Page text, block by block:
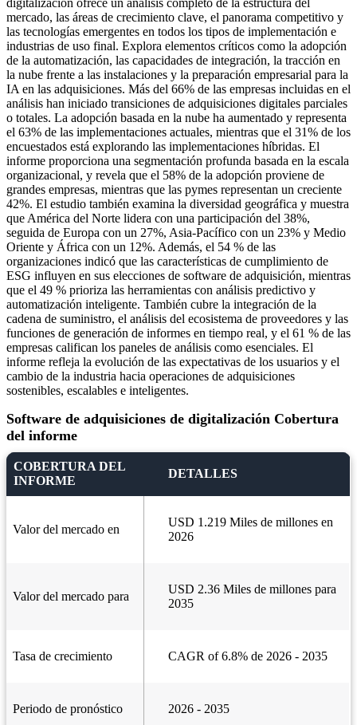
digitalización ofrece un análisis completo de la estructura del
mercado, las áreas de crecimiento clave, el panorama competitivo y
las tecnologías emergentes en todos los tipos de implementación e
industrias de uso final. Explora elementos críticos como la adopción
de la automatización, las capacidades de integración, la tracción en
la nube frente a las instalaciones y la preparación empresarial para la
IA en las adquisiciones. Más del 66% de las empresas incluidas en el
análisis han iniciado transiciones de adquisiciones digitales parciales
o totales. La adopción basada en la nube ha aumentado y representa
el 63% de las implementaciones actuales, mientras que el 31% de los
encuestados está explorando las implementaciones híbridas. El
informe proporciona una segmentación profunda basada en la escala
organizacional, y revela que el 58% de la adopción proviene de
grandes empresas, mientras que las pymes representan un creciente
42%. El estudio también examina la diversidad geográfica y muestra
que América del Norte lidera con una participación del 38%,
seguida de Europa con un 27%, Asia-Pacífico con un 23% y Medio
Oriente y África con un 12%. Además, el 54 % de las
organizaciones indicó que las características de cumplimiento de
ESG influyen en sus elecciones de software de adquisición, mientras
que el 49 % prioriza las herramientas con análisis predictivo y
automatización inteligente. También cubre la integración de la
cadena de suministro, el análisis del ecosistema de proveedores y las
funciones de generación de informes en tiempo real, y el 61 % de las
empresas califican los paneles de análisis como esenciales. El
informe refleja la evolución de las expectativas de los usuarios y el
cambio de la industria hacia operaciones de adquisiciones
sostenibles, escalables e inteligentes.
Software de adquisiciones de digitalización Cobertura
del informe
COBERTURA DEL
INFORME
DETALLES
Valor del mercado en
USD 1.219 Miles de millones en
2026
Valor del mercado para
USD 2.36 Miles de millones para
2035
Tasa de crecimiento CAGR of 6.8% de 2026 - 2035
Periodo de pronóstico 2026 - 2035